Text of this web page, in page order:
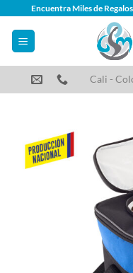
contenido
Encuentra Miles de Regalos
Cali -